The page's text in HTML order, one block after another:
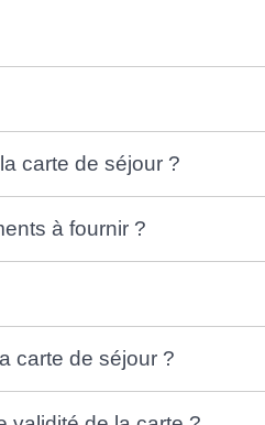
carte de séjour ?
à fournir ?
carte de séjour ?